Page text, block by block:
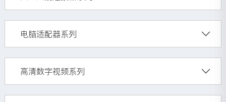
电脑适配器系列
高清数字视频系列